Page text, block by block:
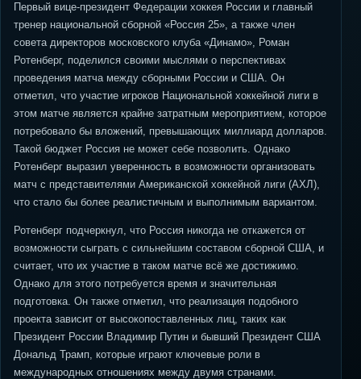
Первый вице-президент Федерации хоккея России и главный
тренер национальной сборной «Россия 25», а также член
совета директоров московского клуба «Динамо», Роман
Ротенберг, поделился своими мыслями о перспективах
проведения матча между сборными России и США. Он
отметил, что участие игроков Национальной хоккейной лиги в
этом матче является крайне затратным мероприятием, которое
потребовало бы вложений, превышающих миллиард долларов.
Такой бюджет Россия не может себе позволить. Однако
Ротенберг выразил уверенность в возможности организовать
матч с представителями Американской хоккейной лиги (АХЛ),
что стало бы более реалистичным и выполнимым вариантом.
Ротенберг подчеркнул, что Россия никогда не откажется от
возможности сыграть с сильнейшим составом сборной США, и
считает, что их участие в таком матче всё же достижимо.
Однако для этого потребуется время и значительная
подготовка. Он также отметил, что реализация подобного
проекта зависит от высокопоставленных лиц, таких как
Президент России Владимир Путин и бывший Президент США
Дональд Трамп, которые играют ключевые роли в
международных отношениях между двумя странами.